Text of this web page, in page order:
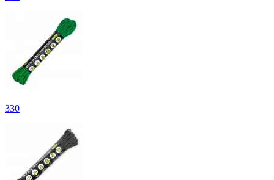
330